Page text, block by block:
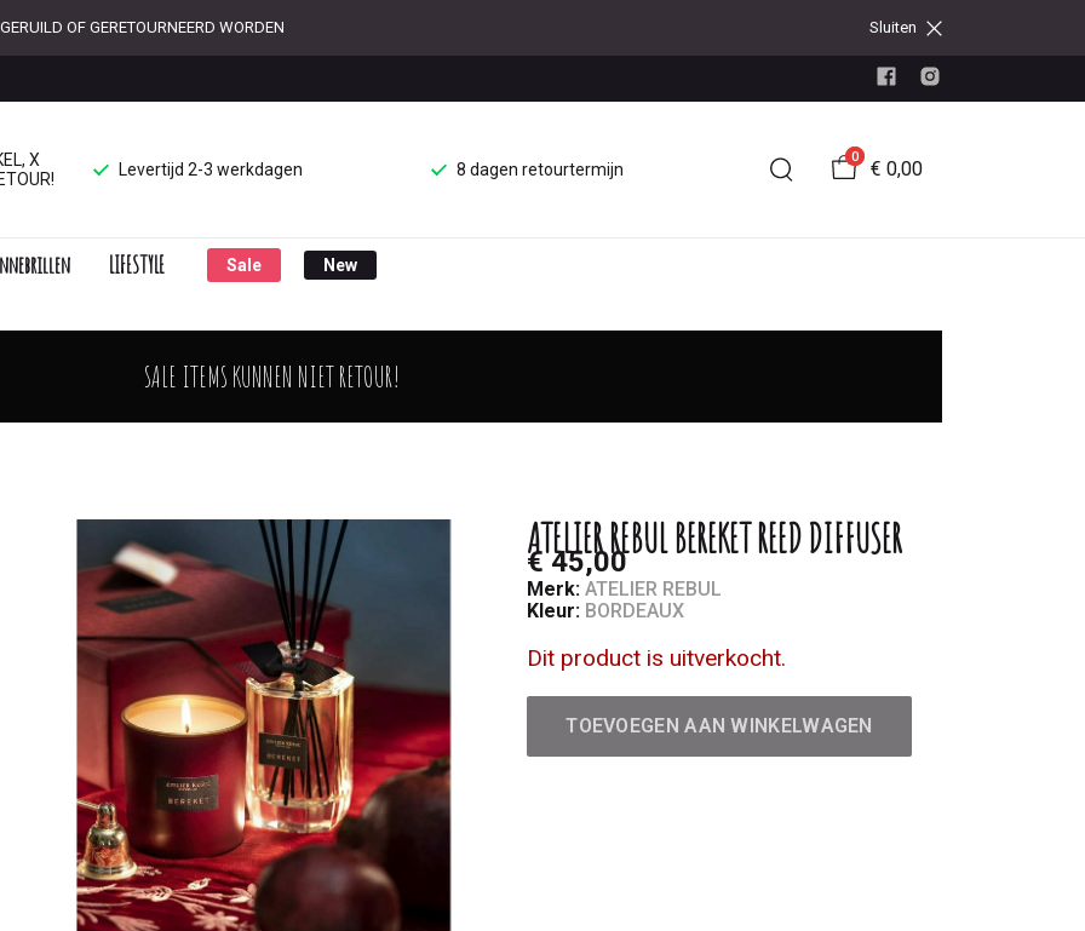
OF GERETOURNEERD WORDEN Sluiten
X
Levertijd 2-3 werkdagen 8 dagen retourtermijn
0
€ 0,00
LIFESTYLE Sale New
SALE ITEMS KUNNEN NIET RETOUR!
ATELIER REBUL BEREKET REED DIFFUSER
€ 45,00
Merk: ATELIER REBUL
Kleur: BORDEAUX
Dit product is uitverkocht.
TOEVOEGEN AAN WINKELWAGEN